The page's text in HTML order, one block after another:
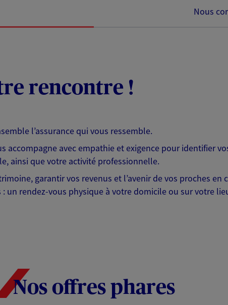
Nous
rencontre !
l’assurance qui vous ressemble.
accompagne avec empathie et exigence pour identifier
ainsi que votre activité professionnelle.
garantir vos revenus et l’avenir de vos proches en
un rendez-vous physique à votre domicile ou sur votre
Nos offres phares